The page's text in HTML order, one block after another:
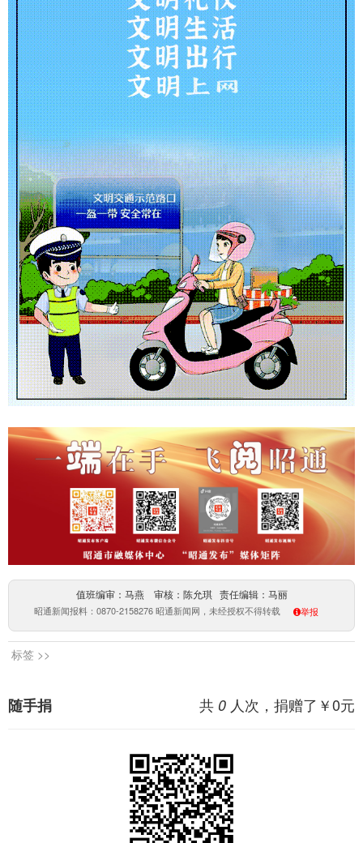
值班编审：马燕 审核：陈允琪 责任编辑：马丽
昭通新闻报料：0870-2158276 昭通新闻网，未经授权不得转载 举报
标签 >>
共 0 人次，捐赠了￥0元
随手捐